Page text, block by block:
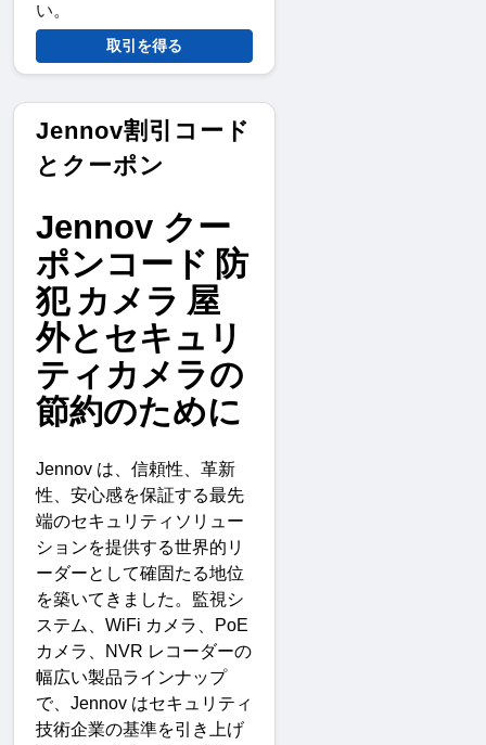
い。
取引を得る
Jennov割引コード
とクーポン
Jennov クー
ポンコード 防
犯 カメラ 屋
外とセキュリ
ティカメラの
節約のために
Jennov は、信頼性、革新
性、安心感を保証する最先
端のセキュリティソリュー
ションを提供する世界的リ
ーダーとして確固たる地位
を築いてきました。監視シ
ステム、 WiFi カメラ、
カメラ、
NVR レコーダーの
幅広い製品ラインナップ
で、 Jennov はセキュリティ
技術企業の基準を引き上げ